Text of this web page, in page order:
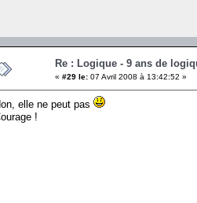
Re : Logique - 9 ans de
« #29 le: 07 Avril 2008 à 13:42:52 »
elle ne peut pas
!